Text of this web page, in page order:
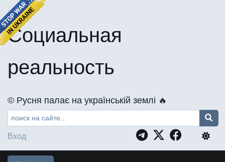
Социальная
реальность
©️ Русня палає на українській землі 🔥
Вход